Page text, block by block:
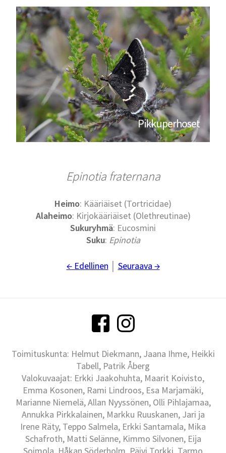
Pikkuperhoset
Epinotia fraternana
Heimo: Kääriäiset (Tortricidae)
Alaheimo: Kirjokääriäiset (Olethreutinae)
Sukuryhmä: Eucosmini
Suku: Epinotia
← Edellinen Seuraava →
Toimituskunta: Helmut Diekmann, Jaana Ihme, Heikki
Tabell, Patrik Åberg
Valokuvaajat: Erkki Jaakohuhta, Maarit Koivisto,
Emma Kosonen, Rami Lindroos, Esa Marjamäki,
Marianne Niemelä, Allan Nyyssönen, Olli Pihlajamaa,
Annukka Pirkkalainen, Markku Ruuskanen, Jari ja
Irene Räty, Teppo Salmela, Erkki Santamala, Mika
Schafroth, Matti Selänne, Kimmo Silvonen, Eija